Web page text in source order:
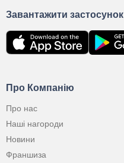
Про Компанію
Про нас
Наші нагороди
Новини
Франшиза
Завантажити застосунок